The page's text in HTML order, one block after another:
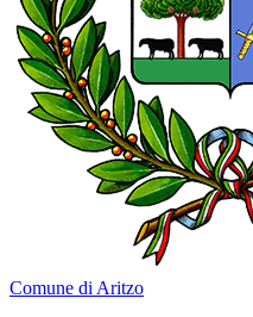
Comune di Aritzo